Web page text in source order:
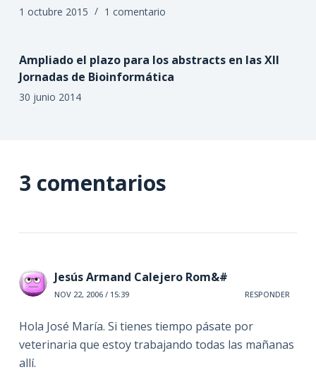
1 octubre 2015 1 comentario
Ampliado el plazo para los abstracts en las XII
Jornadas de Bioinformática
30 junio 2014
3 comentarios
Jesús Armand Calejero Rom&#
NOV 22, 2006 / 15:39 RESPONDER
Hola José María. Si tienes tiempo pásate por
veterinaria que estoy trabajando todas las mañanas
allí.